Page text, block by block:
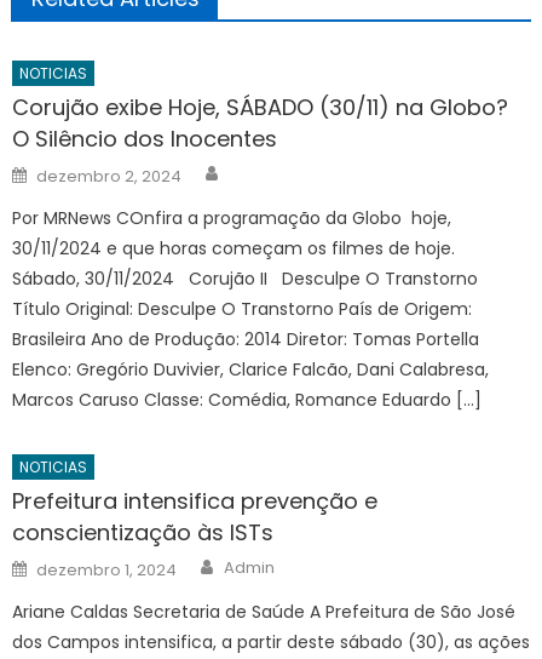
NOTICIAS
Corujão exibe Hoje, SÁBADO (30/11) na Globo?
O Silêncio dos Inocentes
Posted
on
dezembro 2, 2024
Por MRNews COnfira a programação da Globo hoje,
30/11/2024 e que horas começam os filmes de hoje.
Sábado, 30/11/2024 Corujão II Desculpe O Transtorno
Título Original: Desculpe O Transtorno País de Origem:
Brasileira Ano de Produção: 2014 Diretor: Tomas Portella
Elenco: Gregório Duvivier, Clarice Falcão, Dani Calabresa,
Marcos Caruso Classe: Comédia, Romance Eduardo […]
NOTICIAS
Prefeitura intensifica prevenção e
conscientização às ISTs
Posted
on
dezembro 1, 2024 Author
Admin
Ariane Caldas Secretaria de Saúde A Prefeitura de São José
dos Campos intensifica, a partir deste sábado (30), as ações